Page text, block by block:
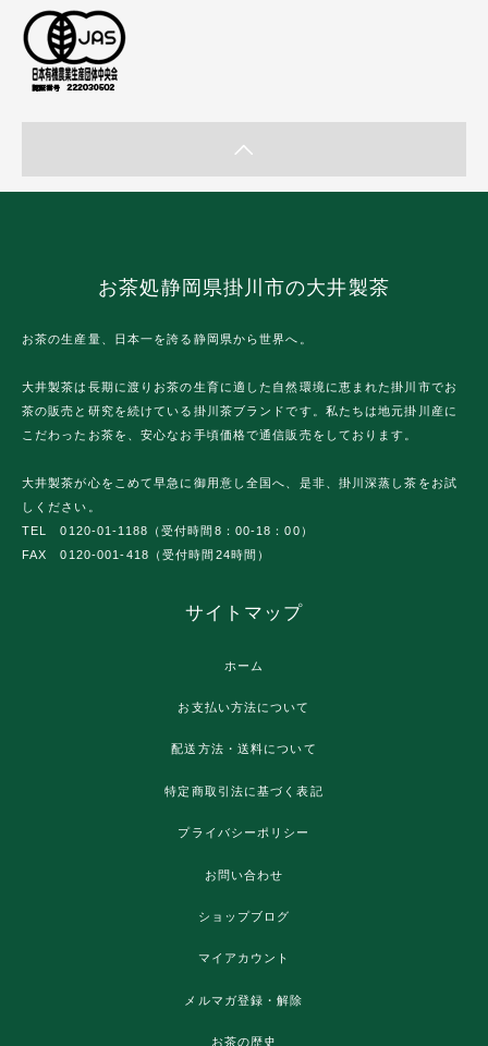
お茶処静岡県掛川市の大井製茶
お茶の生産量、日本一を誇る静岡県から世界へ。
大井製茶は長期に渡りお茶の生育に適した自然環境に恵まれた掛川市でお
茶の販売と研究を続けている掛川茶ブランドです。私たちは地元掛川産に
こだわったお茶を、安心なお手頃価格で通信販売をしております。
大井製茶が心をこめて早急に御用意し全国へ、是非、掛川深蒸し茶をお試
しください。
TEL 0120-01-1188（受付時間8：00-18：00）
FAX 0120-001-418（受付時間24時間）
サイトマップ
ホーム
お支払い方法について
配送方法・送料について
特定商取引法に基づく表記
プライバシーポリシー
お問い合わせ
ショップブログ
マイアカウント
メルマガ登録・解除
お茶の歴史